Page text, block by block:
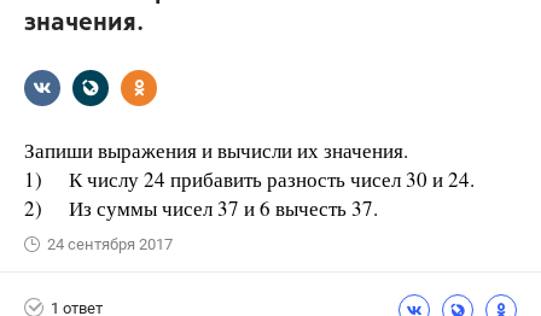
значения.
Запиши выражения и вычисли их значения.
1) К числу 24 прибавить разность чисел 30 и 24.
2) Из суммы чисел 37 и 6 вычесть 37.
24 сентября 2017
1 ответ